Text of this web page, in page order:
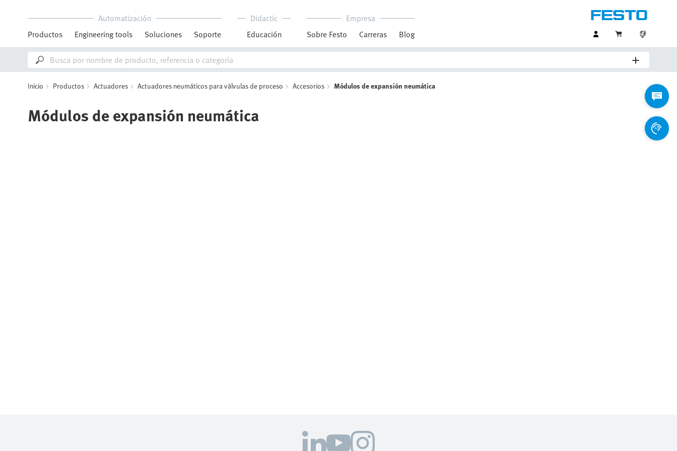
Automatización
Productos
Engineering tools Soluciones Soporte
Didactic
Educación
Empresa
Sobre Festo
Carreras Blog
Inicio Productos Actuadores Actuadores neumáticos para válvulas de proceso Accesorios Módulos de expansión neumática
Módulos de expansión neumática